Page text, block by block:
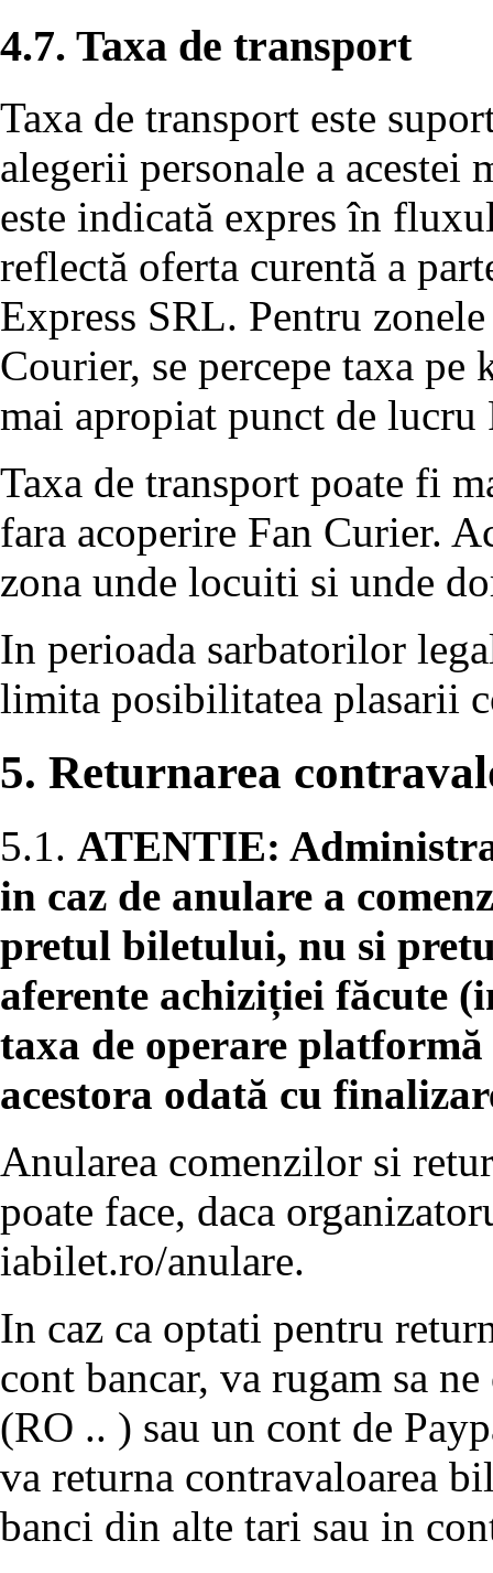
4.7. Taxa de transport
Taxa de transport este
alegerii personale a
este indicată expres în
reflectă oferta curentă a
Express SRL. Pentru
Courier, se percepe taxa
mai apropiat punct de
Taxa de transport poate fi
fara acoperire Fan Curier.
zona unde locuiti si unde
In perioada sarbatorilor
limita posibilitatea plasarii
5. Returnarea
5.1. ATENTIE:
in caz de anulare a
pretul biletului, nu si
aferente achiziției făcute
taxa de operare
acestora odată cu
Anularea comenzilor si
poate face, daca
iabilet.ro/anulare.
In caz ca optati pentru
cont bancar, va rugam sa
(RO .. ) sau un cont de
va returna contravaloarea
banci din alte tari sau in